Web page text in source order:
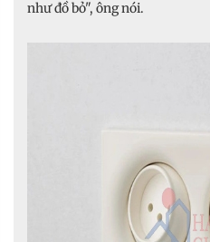
như đồ bỏ", ông nói.